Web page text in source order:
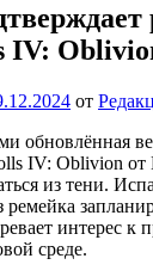
от
обновлённая
IV: Oblivion от
из тени.
интерес к
среде.